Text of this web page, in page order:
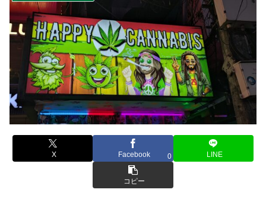
X Facebook 0 LINE
コピー